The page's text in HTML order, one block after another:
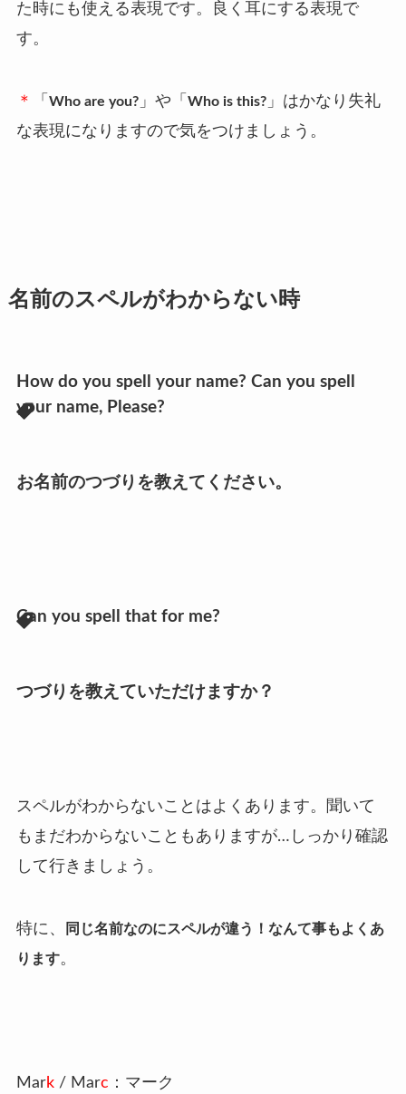
た時にも使える表現です。良く耳にする表現で
す。
＊ 「 Who are you?」や「 Who is this?」 はかなり失礼
な表現になりますので気をつけましょう。
名前のスペルがわからない時
How do you spell your name? Can you spell
your name, Please?
お名前のつづりを教えてください。
Can you spell that for me?
つづりを教えていただけますか？
スペルがわからないことはよくあります。
聞いて
もまだわからないこともありますが…しっかり確認
して行きましょう。
特に、 同じ名前なのにスペルが違う！なんて事もよくあ
ります。
Mark/ Marc ：マーク